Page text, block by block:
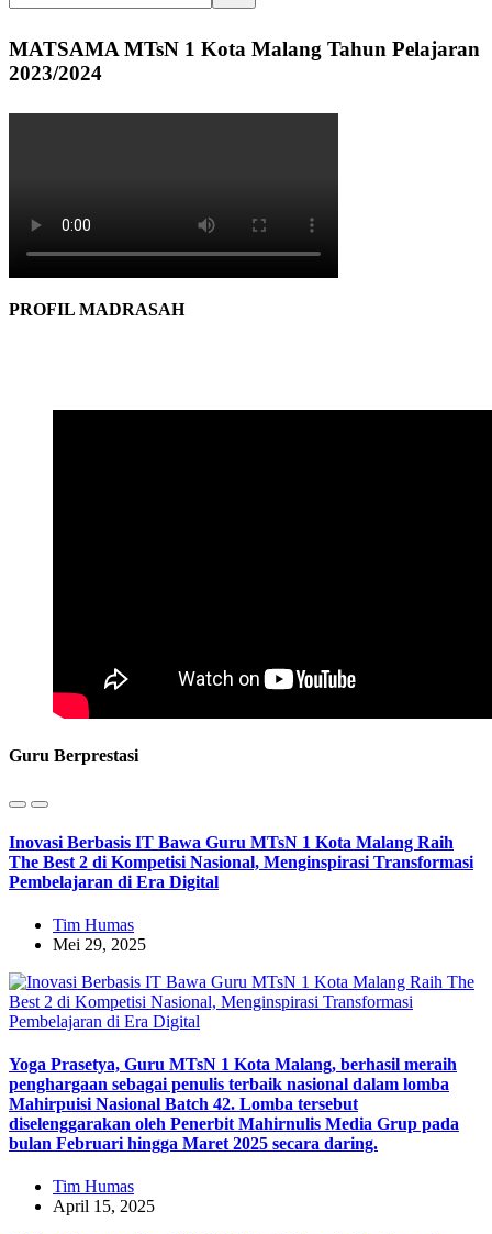
MATSAMA MTsN 1 Kota Malang Tahun Pelajaran
2023/2024
PROFIL MADRASAH
Guru Berprestasi
Inovasi Berbasis IT Bawa Guru MTsN 1 Kota Malang Raih
The Best 2 di Kompetisi Nasional, Menginspirasi Transformasi
Pembelajaran di Era Digital
Tim Humas
Mei 29, 2025
Yoga Prasetya, Guru MTsN 1 Kota Malang, berhasil meraih
penghargaan sebagai penulis terbaik nasional dalam lomba
Mahirpuisi Nasional Batch 42. Lomba tersebut
diselenggarakan oleh Penerbit Mahirnulis Media Grup pada
bulan Februari hingga Maret 2025 secara daring.
Tim Humas
April 15, 2025